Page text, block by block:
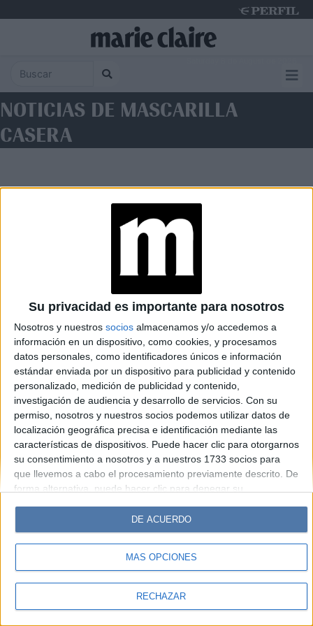
Su privacidad es importante para nosotros
Nosotros y nuestros socios almacenamos y/o accedemos a
información en un dispositivo, como cookies, y procesamos
datos personales, como identificadores únicos e información
estándar enviada por un dispositivo para publicidad y contenido
personalizado, medición de publicidad y contenido,
investigación de audiencia y desarrollo de servicios. Con su
permiso, nosotros y nuestros socios podemos utilizar datos de
localización geográfica precisa e identificación mediante las
características de dispositivos. Puede hacer clic para otorgarnos
su consentimiento a nosotros y a nuestros 1733 socios para
que llevemos a cabo el procesamiento previamente descrito. De
forma alternativa, puede hacer clic para denegar su
cambiar sus preferencias antes de otorgar su consentimiento.
Tenga en cuenta que algún procesamiento de sus datos
personales puede no requerir de su consentimiento, pero usted
tiene el derecho de rechazar tal procesamiento. Sus
sus preferencias o retirar su consentimiento en cualquier
MÁS OPCIONES
RECHAZAR
DE ACUERDO
NOTICIAS DE MASCARILLA
CASERA
Caras Noticias
Hombre
Parabrisas
Look
Luz Mía Lunateen Break BATimes
© Perfil.com 2006-2019 - Todos los derechos reservados
Registro de Propiedad Intelectual: Nro. 5346433